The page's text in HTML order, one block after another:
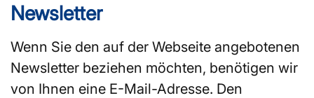
Newsletter
Wenn Sie den auf der Webseite angebotenen
Newsletter beziehen möchten, benötigen wir
von Ihnen eine E-Mail-Adresse. Den